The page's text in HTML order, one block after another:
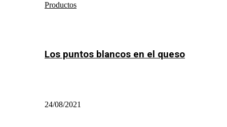
Productos
Los puntos blancos en el queso
24/08/2021